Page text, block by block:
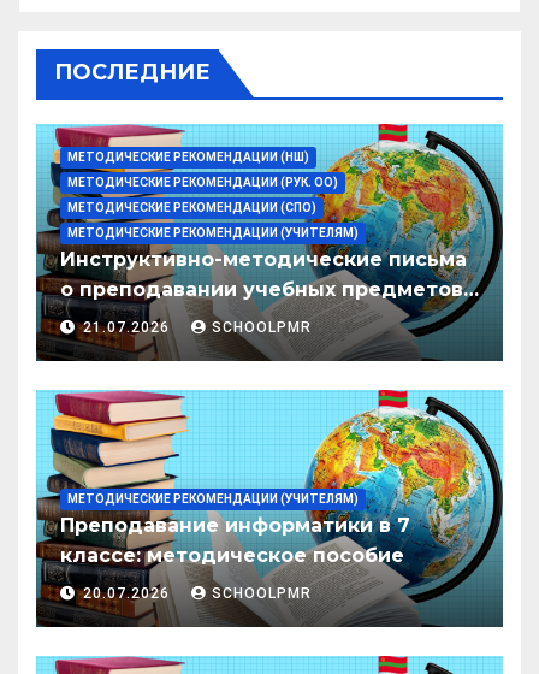
ПОСЛЕДНИЕ
МЕТОДИЧЕСКИЕ РЕКОМЕНДАЦИИ (НШ)
МЕТОДИЧЕСКИЕ РЕКОМЕНДАЦИИ (РУК. ОО)
МЕТОДИЧЕСКИЕ РЕКОМЕНДАЦИИ (СПО)
МЕТОДИЧЕСКИЕ РЕКОМЕНДАЦИИ (УЧИТЕЛЯМ)
Инструктивно-методические письма
о преподавании учебных предметов/
дисциплин в организациях
образования ПМР на 2026/27 уч. год
21.07.2026 SCHOOLPMR
МЕТОДИЧЕСКИЕ РЕКОМЕНДАЦИИ (УЧИТЕЛЯМ)
Преподавание информатики в 7
классе: методическое пособие
20.07.2026 SCHOOLPMR